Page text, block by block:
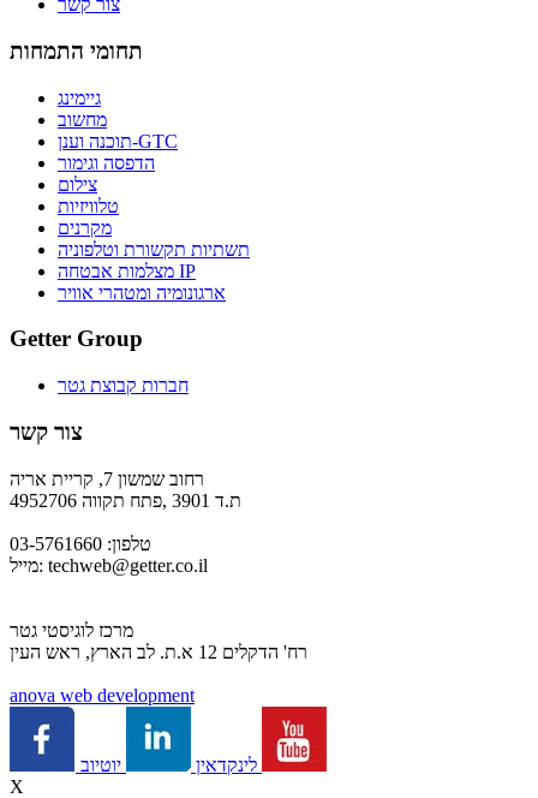
צור קשר
תחומי התמחות
גיימינג
מחשוב
תוכנה וענן-GTC
הדפסה וגימור
צילום
טלוויזיות
מקרנים
תשתיות תקשורת וטלפוניה
מצלמות אבטחה IP
ארגונומיה ומטהרי אוויר
Getter Group
חברות קבוצת גטר
צור קשר
רחוב שמשון 7, קריית אריה
ת.ד 3901 ,פתח תקווה 4952706
טלפון: 03-5761660
מייל: techweb@getter.co.il
מרכז לוגיסטי גטר
רח' הדקלים 12 א.ת. לב הארץ, ראש העין
anova web development
לינקדאין
X